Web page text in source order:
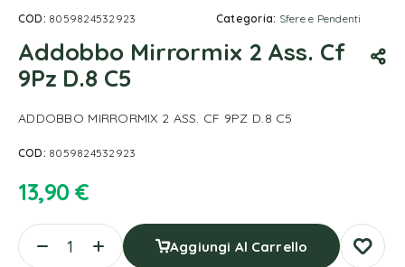
COD: 8059824532923 Categoria: Sfere e Pendenti
Addobbo Mirrormix 2 Ass. Cf
9Pz D.8 C5
ADDOBBO MIRRORMIX 2 ASS. CF 9PZ D.8 C5
COD: 8059824532923
13,90 €
Aggiungi Al Carrello